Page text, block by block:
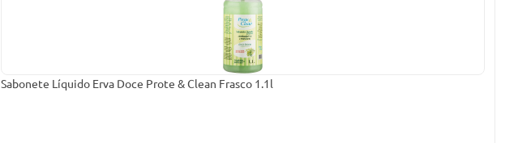
Sabonete Líquido Erva Doce Prote & Clean Frasco 1.1l